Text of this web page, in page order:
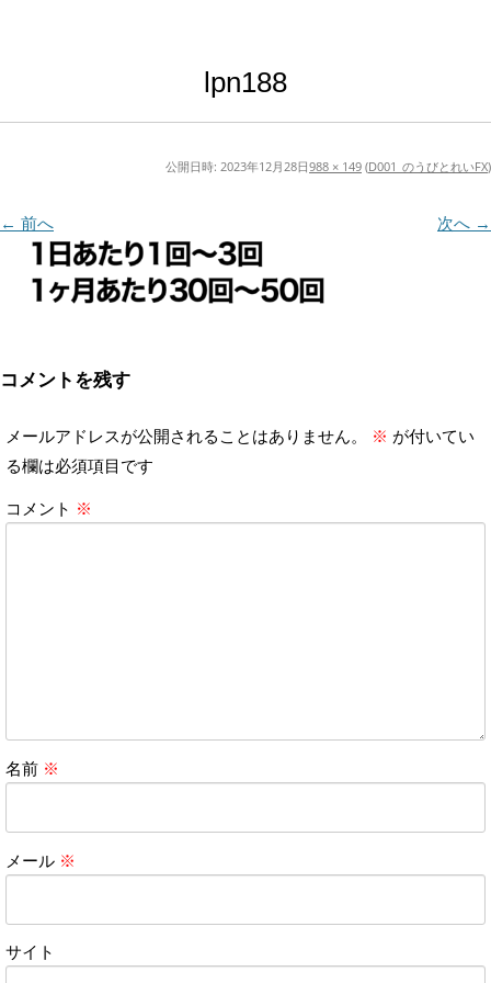
lpn188
公開日時: 2023年12月28日988 × 149 (D001_のうびとれいFX)
← 前へ 次へ →
コメントを残す
メールアドレスが公開されることはありません。 ※ が付いてい
る欄は必須項目です
コメント ※
名前 ※
メール ※
サイト